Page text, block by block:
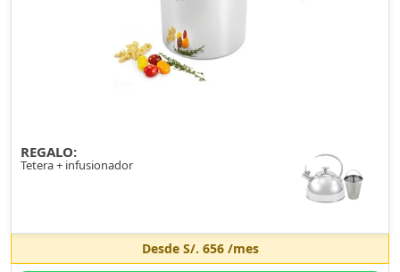
REGALO:
Tetera + infusionador
Desde S/. 656/mes